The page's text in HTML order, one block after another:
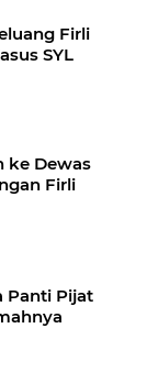
Firli
SYL
ke Dewas
Firli
Panti Pijat